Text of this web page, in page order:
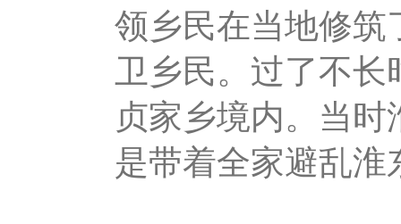
领乡民在当地修筑
卫乡民。过了不
贞家乡境内。当
是带着全家避乱淮